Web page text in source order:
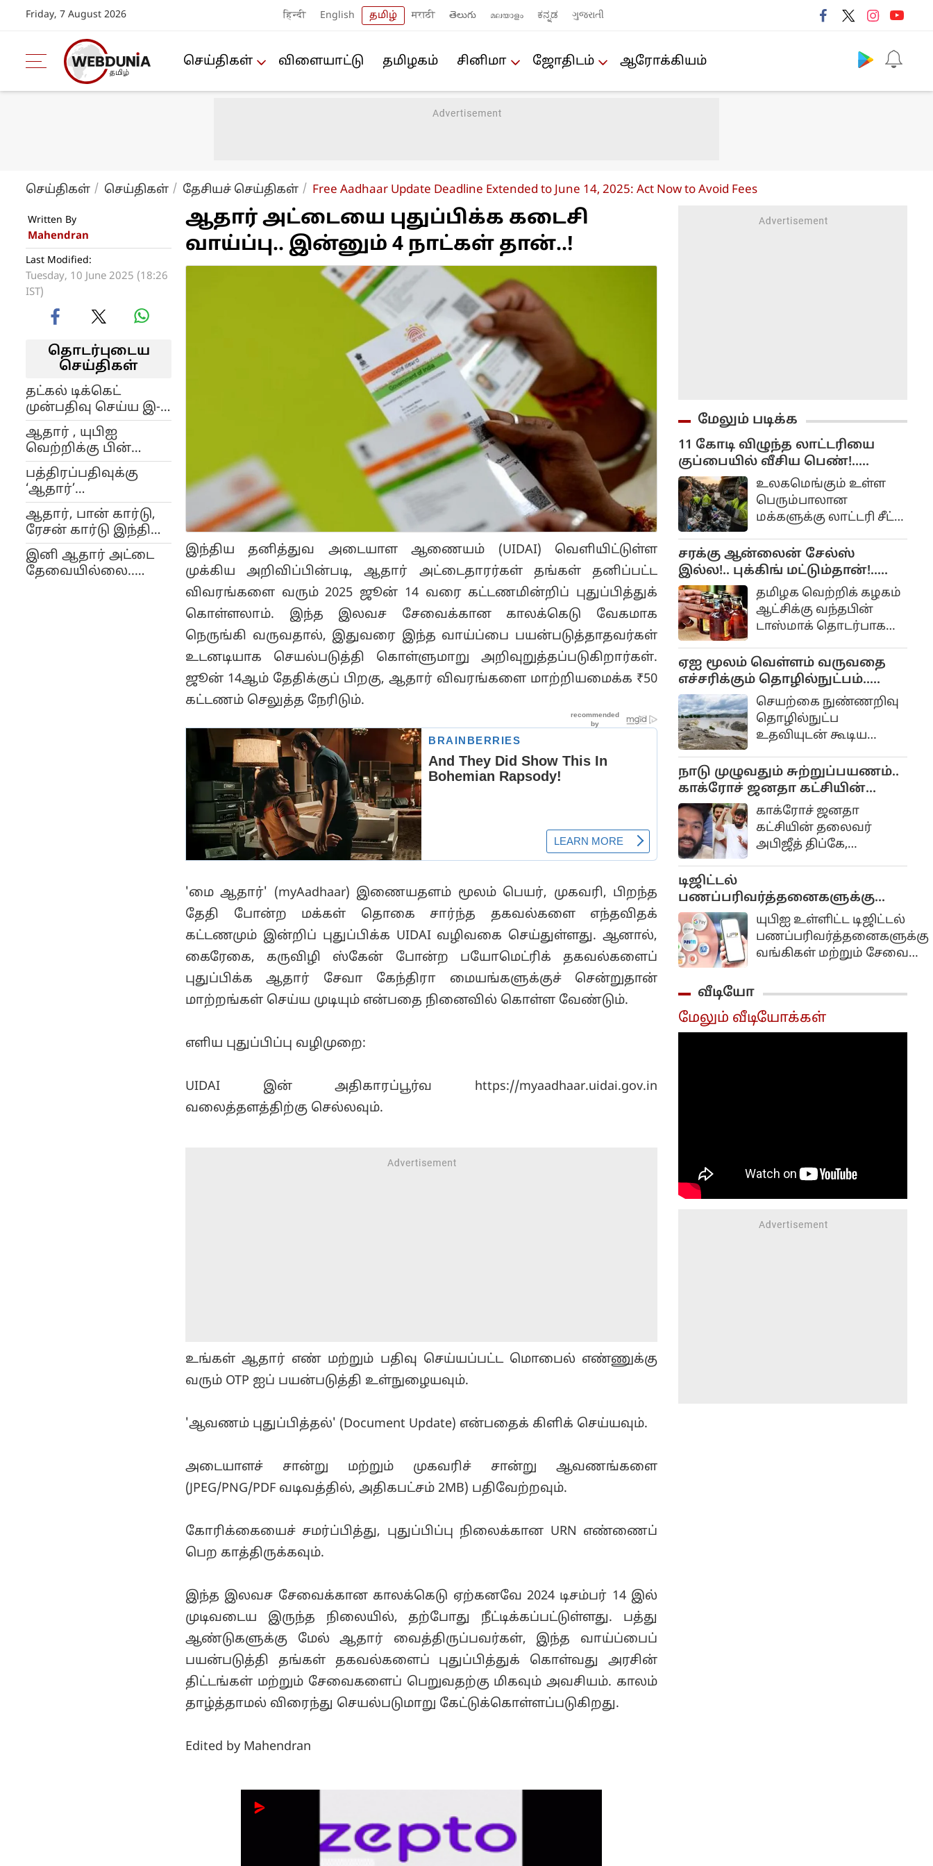
Friday, 7 August 2026 हिन्दी English தமிழ் मराठी తెలుగు മലയാളം ಕನ್ನಡ ગુજરાતી
செய்திகள் விளையா‌ட்டு த‌மிழக‌ம் சினிமா ஜோ‌திட‌ம் ஆரோக்கியம்
செய்திகள் செய்திகள் தேசியச் செய்திகள் Free Aadhaar Update Deadline Extended to June 14, 2025: Act Now to Avoid Fees
Written By
Mahendran
Last Modified:
Tuesday, 10 June 2025 (18:26
IST)
தொடர்புடைய
செய்திகள்
தட்கல் டிக்கெட்
முன்பதிவு செய்ய இ-
ஆதார் கட்டாயம் என
மத்திய ரயில்வே
அமைச்சர் தகவல்
தெரிவித்துள்ளார்.
ஆதார் , யுபிஐ
வெற்றிக்கு பின்
டிஜிட்டல் முகவரி
திட்டம்.. மத்திய அரசு
அசத்தல்..!
பத்திரப்பதிவுக்கு
‘ஆதார்’
தேவையில்லை!
ஆனால்..? - மத்திய
அரசின் புதிய
பத்திரப்பதிவு
மசோதா!
ஆதார், பான் கார்டு,
ரேசன் கார்டு இந்திய
குடியுரிமை சான்றிதழ்
அல்ல.. மத்திய அரசு
அறிவிப்பு
இனி ஆதார் அட்டை
தேவையில்லை..
ஆதார் அட்டையை புதுப்பிக்க கடைசி
வாய்ப்பு.. இன்னும் 4 நாட்கள் தான்..!
இந்திய தனித்துவ அடையாள ஆணையம் (UIDAI) வெளியிட்டுள்ள
முக்கிய அறிவிப்பின்படி, ஆதார் அட்டைதாரர்கள் தங்கள் தனிப்பட்ட
விவரங்களை வரும் 2025 ஜூன் 14 வரை கட்டணமின்றிப் புதுப்பித்துக்
கொள்ளலாம். இந்த இலவச சேவைக்கான காலக்கெடு வேகமாக
நெருங்கி வருவதால், இதுவரை இந்த வாய்ப்பை பயன்படுத்தாதவர்கள்
உடனடியாக செயல்படுத்தி கொள்ளுமாறு அறிவுறுத்தப்படுகிறார்கள்.
ஜூன் 14ஆம் தேதிக்குப் பிறகு, ஆதார் விவரங்களை மாற்றியமைக்க ₹50
கட்டணம் செலுத்த நேரிடும்.
'மை ஆதார்' (myAadhaar) இணையதளம் மூலம் பெயர், முகவரி, பிறந்த
தேதி போன்ற மக்கள் தொகை சார்ந்த தகவல்களை எந்தவிதக்
கட்டணமும் இன்றிப் புதுப்பிக்க UIDAI வழிவகை செய்துள்ளது. ஆனால்,
கைரேகை, கருவிழி ஸ்கேன் போன்ற பயோமெட்ரிக் தகவல்களைப்
புதுப்பிக்க ஆதார் சேவா கேந்திரா மையங்களுக்குச் சென்றுதான்
மாற்றங்கள் செய்ய முடியும் என்பதை நினைவில் கொள்ள வேண்டும்.
எளிய புதுப்பிப்பு வழிமுறை:
UIDAI இன் அதிகாரப்பூர்வ https://myaadhaar.uidai.gov.in
வலைத்தளத்திற்கு செல்லவும்.
உங்கள் ஆதார் எண் மற்றும் பதிவு செய்யப்பட்ட மொபைல் எண்ணுக்கு
வரும் OTP ஐப் பயன்படுத்தி உள்நுழையவும்.
'ஆவணம் புதுப்பித்தல்' (Document Update) என்பதைக் கிளிக் செய்யவும்.
அடையாளச் சான்று மற்றும் முகவரிச் சான்று ஆவணங்களை
(JPEG/PNG/PDF வடிவத்தில், அதிகபட்சம் 2MB) பதிவேற்றவும்.
கோரிக்கையைச் சமர்ப்பித்து, புதுப்பிப்பு நிலைக்கான URN எண்ணைப்
பெற காத்திருக்கவும்.
இந்த இலவச சேவைக்கான காலக்கெடு ஏற்கனவே 2024 டிசம்பர் 14 இல்
முடிவடைய இருந்த நிலையில், தற்போது நீட்டிக்கப்பட்டுள்ளது. பத்து
ஆண்டுகளுக்கு மேல் ஆதார் வைத்திருப்பவர்கள், இந்த வாய்ப்பைப்
பயன்படுத்தி தங்கள் தகவல்களைப் புதுப்பித்துக் கொள்வது அரசின்
திட்டங்கள் மற்றும் சேவைகளைப் பெறுவதற்கு மிகவும் அவசியம். காலம்
தாழ்த்தாமல் விரைந்து செயல்படுமாறு கேட்டுக்கொள்ளப்படுகிறது.
Edited by Mahendran
மேலும் படிக்க
11 கோடி விழுந்த லாட்டரியை
குப்பையில் வீசிய பெண்!..
அவசரப்பட்டீங்களே ஆண்ட்டி!...
உலகமெங்கும் உள்ள
பெரும்பாலான
மக்களுக்கு லாட்டரி சீட்
இருக்கிறது. ஏனெனில்
அதிர்ஷ்டம் நமக்கு
அடித்து நாம்
லட்சாதிபதியாகவோ,
கோடீஸ்வரனாகவோ
மாறிவிடமாட்டோமோ
என்கிற ஆசையும்
எதிர்பார்ப்புமே இதற்கு
காரணம்
சரக்கு ஆன்லைன் சேல்ஸ்
இல்ல!.. புக்கிங் மட்டும்தான்!..
அமைச்சர் விளக்கம்!..தமிழக வெற்றிக் கழகம்
ஆட்சிக்கு வந்தபின்
டாஸ்மாக் தொடர்பாக
எடுக்கப்பட்டு வருகிறது.
ஏஐ மூலம் வெள்ளம் வருவதை
எச்சரிக்கும் தொழில்நுட்பம்..
கேரள அரசு முடிவு..செயற்கை நுண்ணறிவு
தொழில்நுட்ப
உதவியுடன் கூடிய
மேலாண்மை மற்றும்
மீட்பு திட்டம் கேரளாவில்
விரைவில்
அமல்படுத்தப்படும்
என்று அம்மாநில
முதலமைச்சர் வி.டி.
சதீசன் அறிவித்துள்ளார்.
நாடு முழுவதும் சுற்றுப்பயணம்..
காக்ரோச் ஜனதா கட்சியின்
தலைவர் அபிஜீத் திப்கே
அறிவிப்பு..
காக்ரோச் ஜனதா
கட்சியின் தலைவர்
அபிஜீத் திப்கே,
நேரடியாக
கேட்டறிவதற்காக வரும்
செப்டம்பர் மாதம் 'கியா
போல்டி பப்ளிக்'என்ற
நாடு தழுவிய
தொடங்கவுள்ளதாக
அறிவித்துள்ளார்.
டிஜிட்டல்
பணப்பரிவர்த்தனைகளுக்கு
கட்டணம் வசூலிக்கும் சட்ட
மசோதா.. மக்களவையில்
நிறைவேற்றம்...
யுபிஐ உள்ளிட்ட டிஜிட்டல்
பணப்பரிவர்த்தனைகளுக்கு
வங்கிகள் மற்றும் சேவை
மசோதா மக்களவையில்
நிறைவேற்றப்பட்டுள்ளது.
வீடியோ
மேலும் வீடியோக்கள்